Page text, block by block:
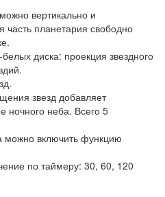
вертикально и
часть планетария свободно
диска: проекция звездного
звезд добавляет
ночного неба. Всего 5
включить функцию
по таймеру: 30, 60, 120